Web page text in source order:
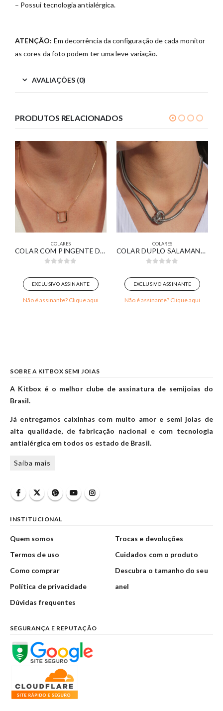
– Possui tecnologia antialérgica.
ATENÇÃO: Em decorrência da configuração de cada monitor
as cores da foto podem ter uma leve variação.
AVALIAÇÕES (0)
PRODUTOS RELACIONADOS
COLARES
COLAR COM PINGENTE DESIGN MINIMALISTA DELICADO BANHADO EM OURO 18K
EXCLUSIVO ASSINANTE
Não é assinante? Clique aqui
COLARES
COLAR DUPLO SALAMANDRA COM NÓ BANHADA EM OURO BRANCO
EXCLUSIVO ASSINANTE
Não é assinante? Clique aqui
SOBRE A KITBOX SEMI JOIAS
A Kitbox é o melhor clube de assinatura de semijoias do
Brasil.
Já entregamos caixinhas com muito amor e semi joias de
alta qualidade, de fabricação nacional e com tecnologia
antialérgica em todos os estado de Brasil.
Saiba mais
INSTITUCIONAL
Quem somos
Termos de uso
Como comprar
Política de privacidade
Dúvidas frequentes
Trocas e devoluções
Cuidados com o produto
Descubra o tamanho do seu
anel
SEGURANÇA E REPUTAÇÃO